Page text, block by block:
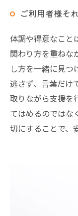
ご利用者様そ
体調や得意なこと
関わり方を重ねな
し方を一緒に見つ
逃さず、言葉だけ
取りながら支援を
てはめるのではな
切にすることで、